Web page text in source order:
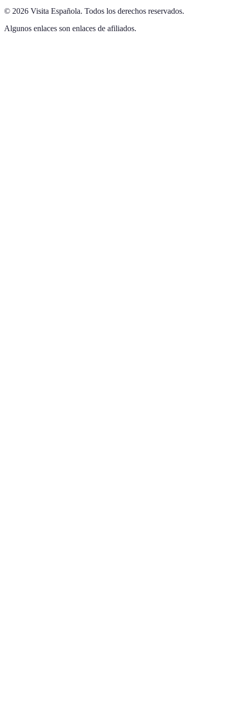
© 2026 Visita Española. Todos los derechos reservados.
Algunos enlaces son enlaces de afiliados.